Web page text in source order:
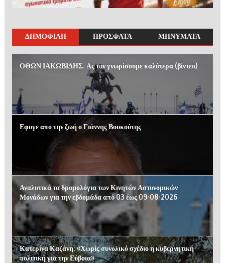
ΔΗΜΟΦΙΛΗ ΠΡΟΣΦΑΤΑ ΜΗΝΥΜΑΤΑ
ΟΘΩΝ ΙΑΚΩΒΙΔΗΣ. Ας τον γνωρίσουμε καλύτερα (βίντεο)
Εφυγε απο την ζωή ο Γιάννης Βουκούτης
Αναλυτικά τα δρομολόγια των Κινητών Αστυνομικών
Μονάδων για την εβδομάδα από 03 έως 09-08-2026
Κατερίνα Καζάνη: «Χωρίς συνολικό σχέδιο η κυβερνητική
πολιτική για την Εύβοια»